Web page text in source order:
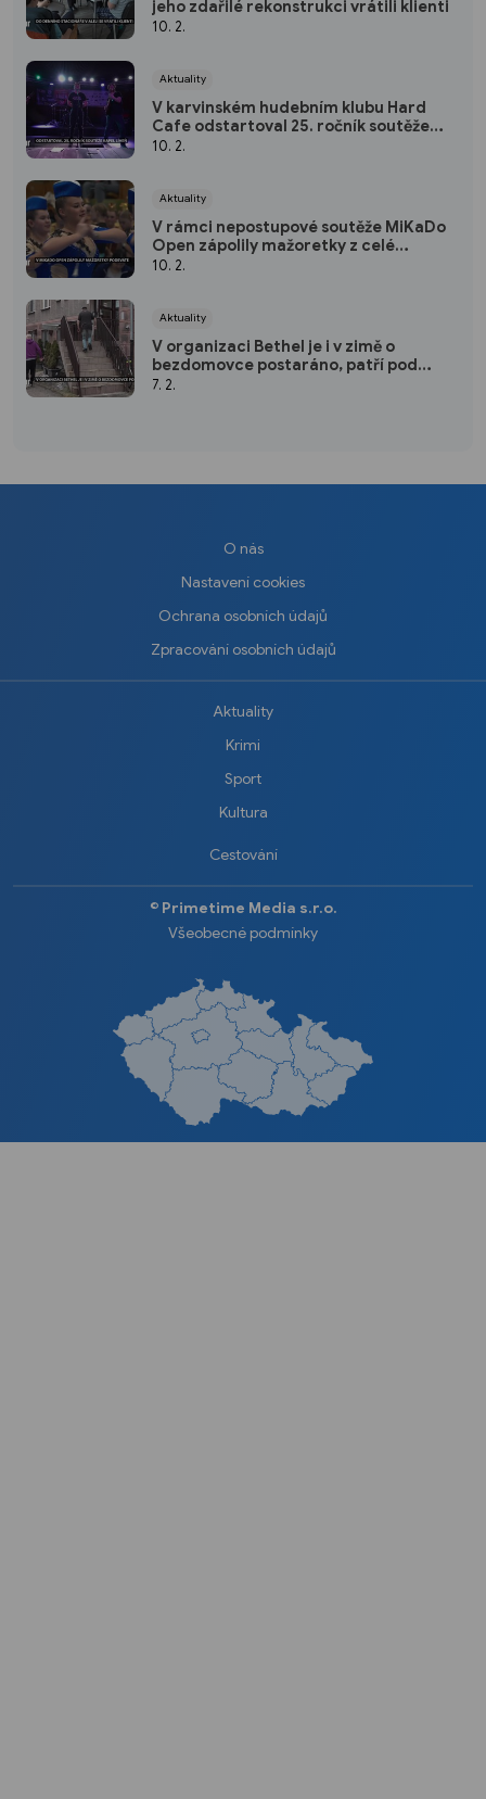
jeho zdařilé rekonstrukci vrátili klienti
10. 2.
Aktuality
V karvinském hudebním klubu Hard
Cafe odstartoval 25. ročník soutěže
kapel Líheň
10. 2.
Aktuality
V rámci nepostupové soutěže MiKaDo
Open zápolily mažoretky z celé
republiky podeváté
10. 2.
Aktuality
V organizaci Bethel je i v zimě o
bezdomovce postaráno, patří pod
Slezskou diakonii
7. 2.
O nás
Nastavení cookies
Ochrana osobních údajů
Zpracování osobních údajů
Aktuality
Krimi
Sport
Kultura
Cestování
©️ Primetime Media s.r.o.
Všeobecné podmínky